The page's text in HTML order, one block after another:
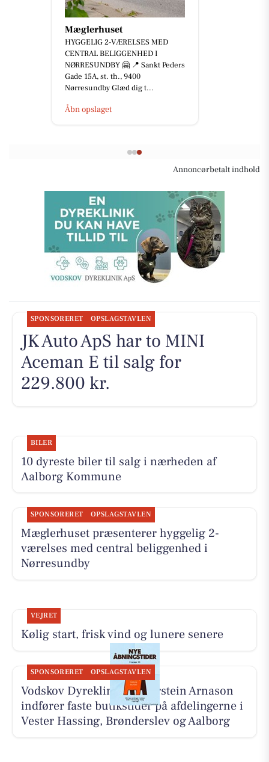
JK Auto ApS
⚡️ 𝟐 𝐗 𝐌𝐈𝐍𝐈 𝐀𝐂𝐄𝐌𝐀𝐍 𝐄 – 𝐊𝐔𝐍
𝟐𝟐𝟗.𝟖𝟎𝟎 𝐊𝐑. ⚡️ Er du på udkig efter
en kompakt og veludstyret elbil
med m...
Åbn opslaget
Annoncørbetalt indhold
SPONSORERET OPSLAGSTAVLEN
JK Auto ApS har to MINI
Aceman E til salg for
229.800 kr.
BILER
10 dyreste biler til salg i nærheden af
Aalborg Kommune
SPONSORERET OPSLAGSTAVLEN
Mæglerhuset præsenterer hyggelig 2-
værelses med central beliggenhed i
Nørresundby
VEJRET
Kølig start, frisk vind og lunere senere
SPONSORERET OPSLAGSTAVLEN
Vodskov Dyreklinik v/Thorstein Arnason
indfører faste butikstider på afdelingerne i
Vester Hassing, Brønderslev og Aalborg